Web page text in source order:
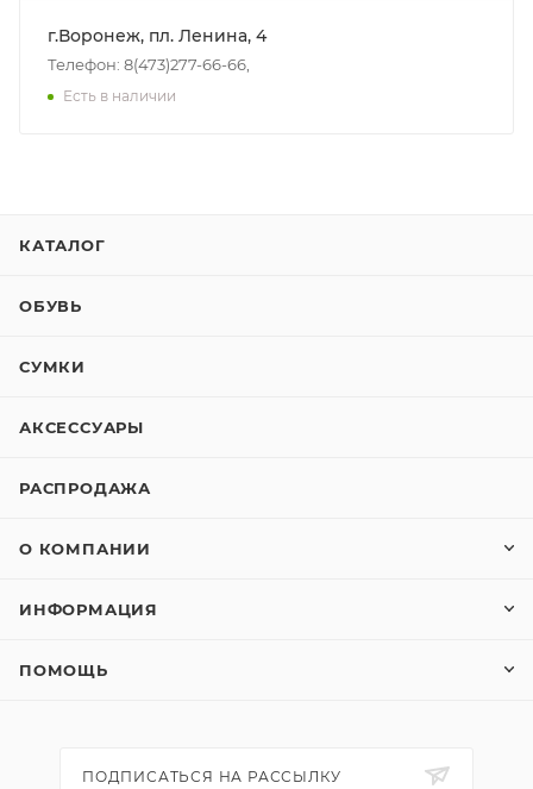
г.Воронеж, пл. Ленина, 4
Телефон: 8(473)277-66-66,
Есть в наличии
КАТАЛОГ
ОБУВЬ
СУМКИ
АКСЕССУАРЫ
РАСПРОДАЖА
О КОМПАНИИ
ИНФОРМАЦИЯ
ПОМОЩЬ
ПОДПИСАТЬСЯ НА РАССЫЛКУ